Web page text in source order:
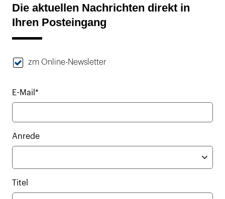
Die aktuellen Nachrichten direkt in
Ihren Posteingang
zm Online-Newsletter
E-Mail*
Anrede
Titel